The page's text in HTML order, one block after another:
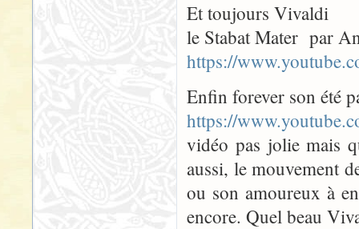
Et toujours Vivaldi
le Stabat Mater par
https://
Enfin forever son été
https://
vidéo pas jolie mais
aussi, le mouvement
ou son amoureux à
encore. Quel beau